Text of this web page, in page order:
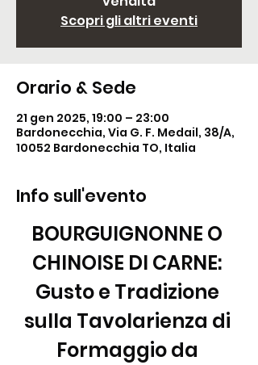
Scopri gli altri eventi
Orario & Sede
21 gen 2025, 19:00 – 23:00
Bardonecchia, Via G. F. Medail, 38/A,
10052 Bardonecchia TO, Italia
Info sull'evento
BOURGUIGNONNE O
CHINOISE DI CARNE:
Gusto e Tradizione
sulla Tavolarienza di
Formaggio da